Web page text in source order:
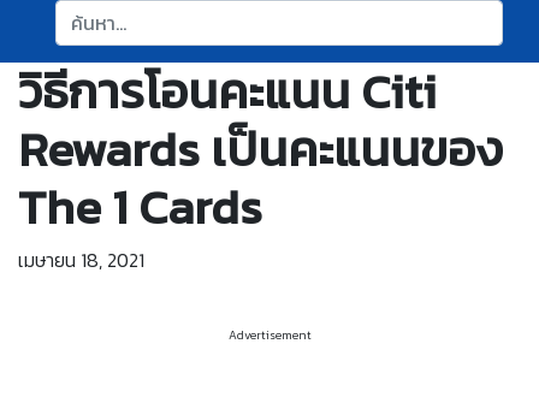
ค้นหา:
วิธีการโอนคะแนน Citi
Rewards เป็นคะแนนของ
The 1 Cards
เมษายน 18, 2021
Advertisement